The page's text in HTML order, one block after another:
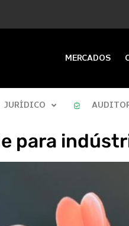
MERCADOS
JURÍDICO
para